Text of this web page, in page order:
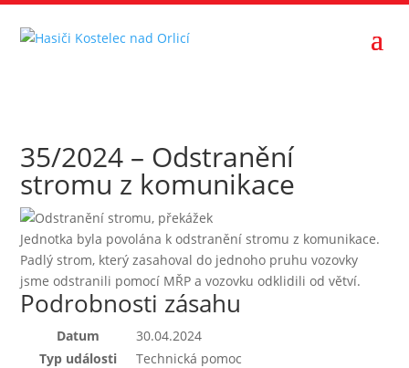
35/2024 – Odstranění
stromu z komunikace
Jednotka byla povolána k odstranění stromu z komunikace.
Padlý strom, který zasahoval do jednoho pruhu vozovky
jsme odstranili pomocí MŘP a vozovku odklidili od větví.
Podrobnosti zásahu
Datum
30.04.2024
Typ události
Technická pomoc